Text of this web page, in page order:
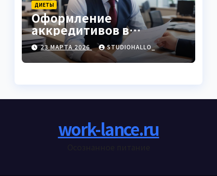
ДИЕТЫ
Оформление
аккредитивов в
международной
торговле
23 МАРТА 2026 STUDIOHALLO_
work-lance.ru